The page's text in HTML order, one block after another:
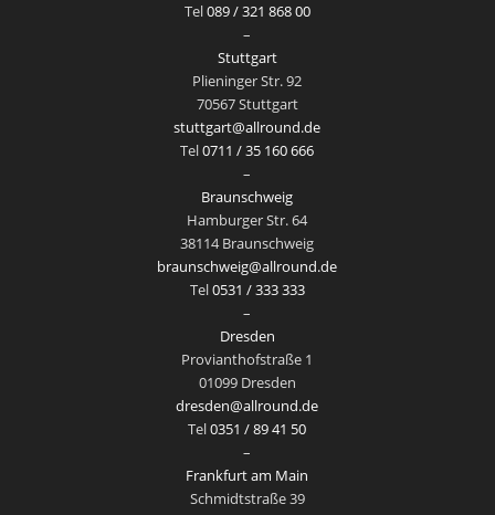
Tel089 / 321 868 00
–
Stuttgart
Plieninger Str. 92
70567 Stuttgart
stuttgart@allround.de
Tel0711 / 35 160 666
–
Braunschweig
Hamburger Str. 64
38114 Braunschweig
braunschweig@allround.de
Tel0531 / 333 333
–
Dresden
Provianthofstraße 1
01099 Dresden
dresden@allround.de
Tel0351 / 89 41 50
–
Frankfurt am Main
Schmidtstraße 39